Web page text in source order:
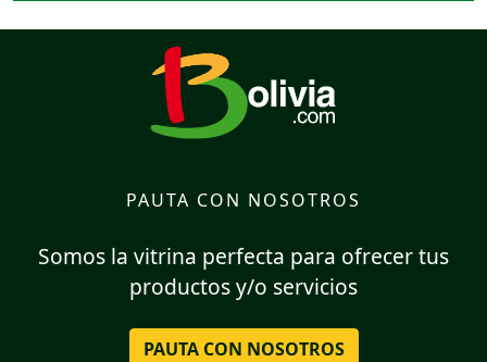
PAUTA CON NOSOTROS
Somos la vitrina perfecta para ofrecer tus
productos y/o servicios
PAUTA CON NOSOTROS